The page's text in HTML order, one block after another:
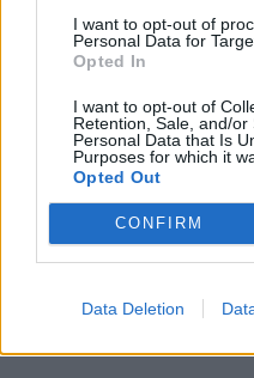
I want to opt-out of
Personal Data for
Opted In
I want to opt-out of
Retention, Sale, and/or
Personal Data that Is
Purposes for which it
Opted Out
CONFIRM
Data Deletion